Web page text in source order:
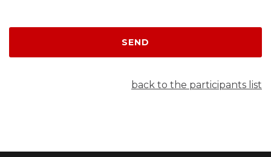
SEND
back to the participants list